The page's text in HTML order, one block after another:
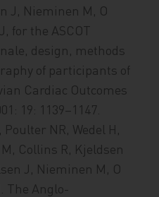
J, Nieminen M, O
for the ASCOT
design, methods
of participants of
Cardiac Outcomes
19: 1139–1147.
NR, Wedel H,
Collins R, Kjeldsen
J, Nieminen M, O
The Anglo-